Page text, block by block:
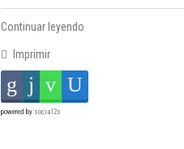
Continuar leyendo
Imprimir
powered by social2s